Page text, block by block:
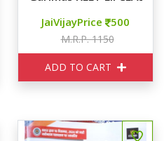
JaiVijayPrice 500
M.R.P. 1150
ADD TO CART